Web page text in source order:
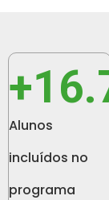
Alunos
incluídos no
programa
+